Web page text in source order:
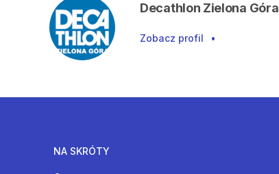
Decathlon Zielona Góra
Zobacz profil •
NA SKRÓTY